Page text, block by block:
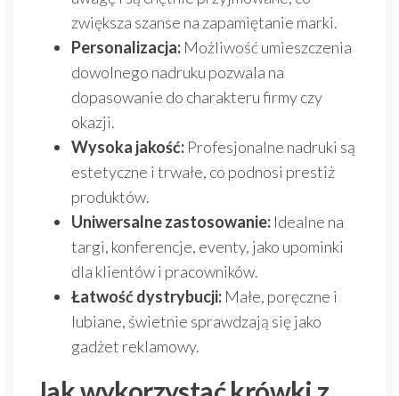
zwiększa szanse na zapamiętanie marki.
Personalizacja: Możliwość umieszczenia
dowolnego nadruku pozwala na
dopasowanie do charakteru firmy czy
okazji.
Wysoka jakość: Profesjonalne nadruki są
estetyczne i trwałe, co podnosi prestiż
produktów.
Uniwersalne zastosowanie: Idealne na
targi, konferencje, eventy, jako upominki
dla klientów i pracowników.
Łatwość dystrybucji: Małe, poręczne i
lubiane, świetnie sprawdzają się jako
gadżet reklamowy.